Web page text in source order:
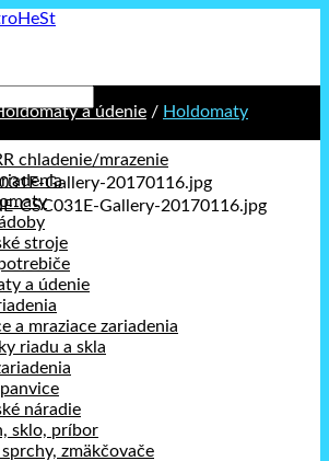
chladenie/mrazenie
stroje
a údenie
a mraziace zariadenia
riadu a skla
náradie
sklo, príbor
zmäkčovače
a údenie / Holdomaty